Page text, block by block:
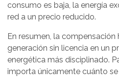
consumo es baja, la energía
red a un precio reducido.
En resumen, la
generación sin licencia en un
energética más disciplinado.
importa únicamente cuánto